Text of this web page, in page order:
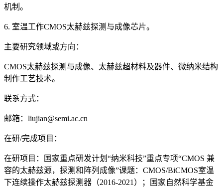
机制。
6. 室温工作CMOS太赫兹探测与成像芯片。
主要研究领域或方向：
CMOS太赫兹探测与成像、太赫兹超材料及器件、微纳米结构
制作工艺技术。
联系方式：
邮箱：liujian@semi.ac.cn
在研/完成项目：
在研项目：国家重点研发计划“纳米科技”重点专项“CMOS 兼
容的太赫兹源，探测和阵列成像”课题：CMOS/BiCMOS室温
下连续操作太赫兹探测器（2016-2021）；国家自然科学基金